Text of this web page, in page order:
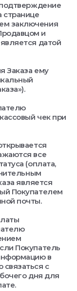
странице
заключения
и
датой
Заказа ему
чек при
все
(оплата,
является
Покупателем
почты.
Покупатель
в
с
дня для